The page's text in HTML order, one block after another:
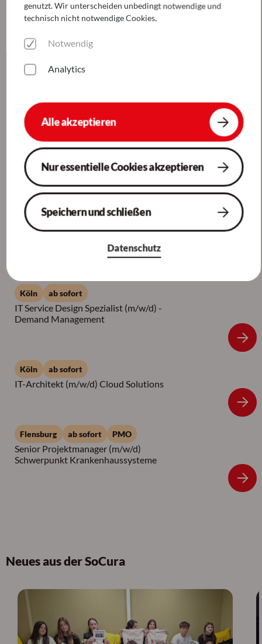
Welche Stelle passt zu dir?
Finanzbuchhalter Köln (m/w/d)
Köln ab sofort
Teamleiter (m/w/d) im Buchhaltungs-
Köln ab sofort
IT Service Design Spezialist (m/w/d) -
Demand Management
Köln ab sofort
IT-Architekt (m/w/d) Cloud Solutions
Köln ab sofort
Senior Projektmanager (m/w/d)
Schwerpunkt Krankenhaussysteme
Flensburg ab sofort PMO
Neues aus der SoCura
genutzt. Wir unterscheiden unbedingt notwendige und
technisch nicht notwendige Cookies.
Notwendig
Analytics
Alle akzeptieren
Nur essentielle Cookies akzeptieren
Speichern und schließen
Datenschutz